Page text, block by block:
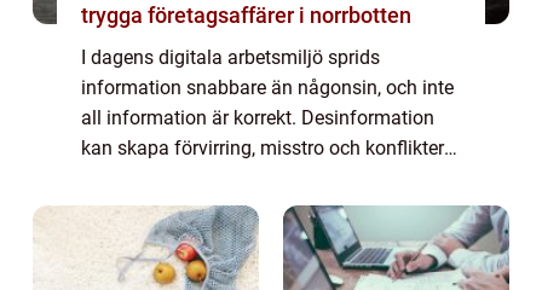
trygga företagsaffärer i norrbotten
I dagens digitala arbetsmiljö sprids
information snabbare än någonsin, och inte
all information är korrekt. Desinformation
kan skapa förvirring, misstro och konflikter
be...